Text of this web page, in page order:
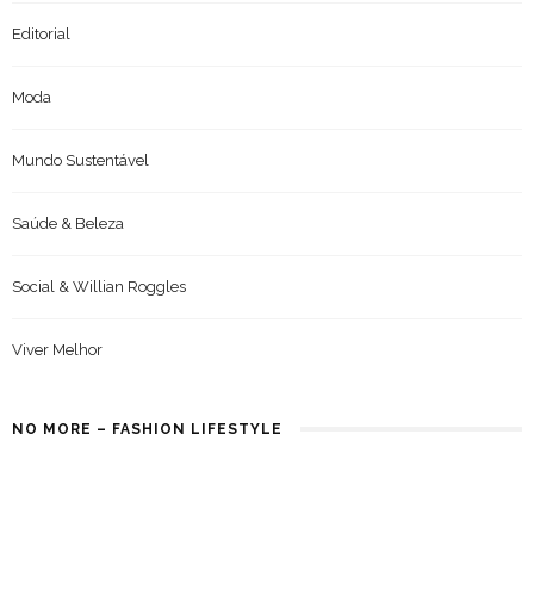
Editorial
Moda
Mundo Sustentável
Saúde & Beleza
Social & Willian Roggles
Viver Melhor
NO MORE – FASHION LIFESTYLE